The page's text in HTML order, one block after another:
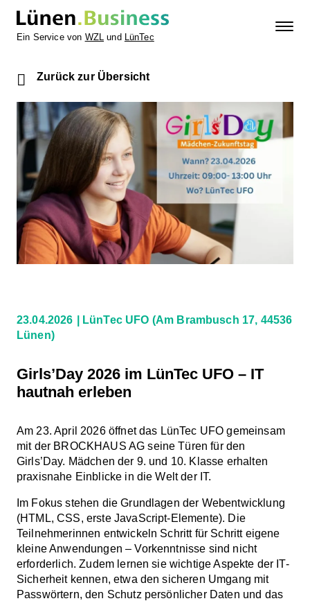
Ein Service von WZL und LünTec
Zurück zur Übersicht
23.04.2026 LünTec UFO (Am Brambusch 17, 44536
Lünen)
Girls’Day 2026 im LünTec UFO – IT
hautnah erleben
Am 23. April 2026 öffnet das LünTec UFO gemeinsam
mit der BROCKHAUS AG seine Türen für den
Girls’Day. Mädchen der 9. und 10. Klasse erhalten
praxisnahe Einblicke in die Welt der IT.
Im Fokus stehen die Grundlagen der Webentwicklung
(HTML, CSS, erste JavaScript-Elemente). Die
Teilnehmerinnen entwickeln Schritt für Schritt eigene
kleine Anwendungen – Vorkenntnisse sind nicht
erforderlich. Zudem lernen sie wichtige Aspekte der IT-
Sicherheit kennen, etwa den sicheren Umgang mit
Passwörtern, den Schutz persönlicher Daten und das